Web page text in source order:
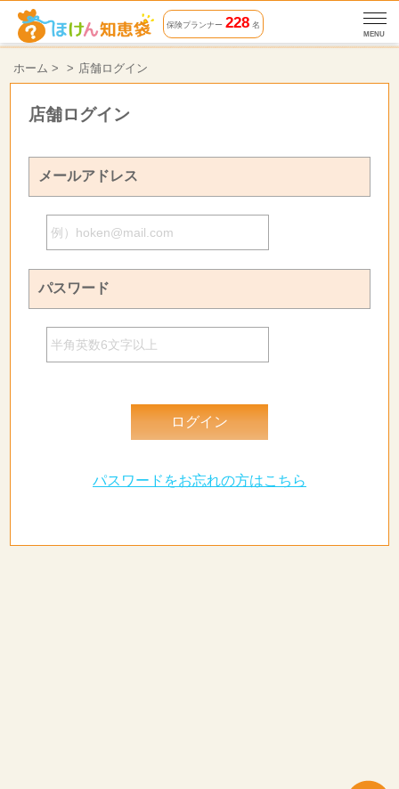
保険プランナー228 名
MENU
ホーム > 店舗ログイン
店舗ログイン
メールアドレス
パスワード
パスワードをお忘れの方はこちら